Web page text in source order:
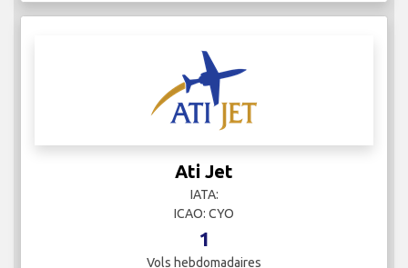
Ati Jet
IATA:
ICAO: CYO
1
Vols hebdomadaires